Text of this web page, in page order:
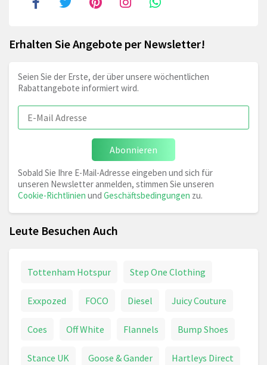
Erhalten Sie Angebote per Newsletter!
Seien Sie der Erste, der über unsere wöchentlichen
Rabattangebote informiert wird.
Abonnieren
Sobald Sie Ihre E-Mail-Adresse eingeben und sich für
unseren Newsletter anmelden, stimmen Sie unseren
Cookie-Richtlinien und Geschäftsbedingungen zu.
Leute Besuchen Auch
Tottenham Hotspur Step One Clothing
Exxpozed FOCO Diesel Juicy Couture
Coes Off White Flannels Bump Shoes
Stance UK Goose & Gander Hartleys Direct